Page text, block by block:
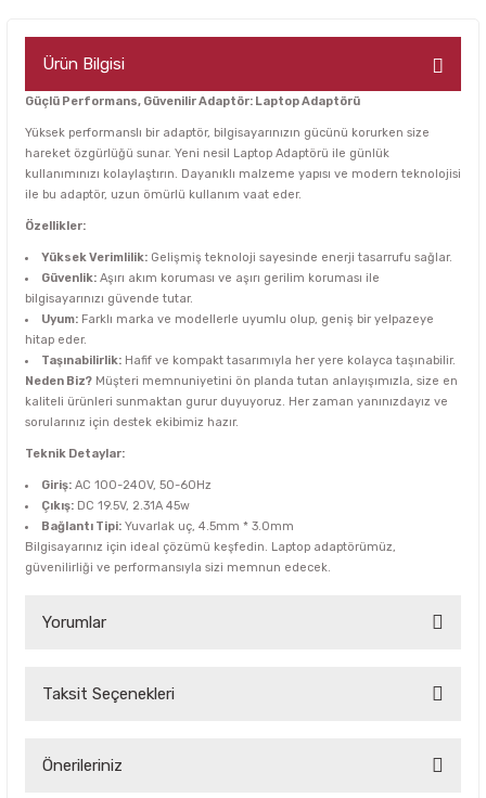
Ürün Bilgisi
Güçlü Performans, Güvenilir Adaptör: Laptop Adaptörü
Yüksek performanslı bir adaptör, bilgisayarınızın gücünü korurken size
hareket özgürlüğü sunar. Yeni nesil Laptop Adaptörü ile günlük
kullanımınızı kolaylaştırın. Dayanıklı malzeme yapısı ve modern teknolojisi
ile bu adaptör, uzun ömürlü kullanım vaat eder.
Özellikler:
Yüksek Verimlilik: Gelişmiş teknoloji sayesinde enerji tasarrufu sağlar.
Güvenlik: Aşırı akım koruması ve aşırı gerilim koruması ile
bilgisayarınızı güvende tutar.
Uyum: Farklı marka ve modellerle uyumlu olup, geniş bir yelpazeye
hitap eder.
Taşınabilirlik: Hafif ve kompakt tasarımıyla her yere kolayca taşınabilir.
Neden Biz? Müşteri memnuniyetini ön planda tutan anlayışımızla, size en
kaliteli ürünleri sunmaktan gurur duyuyoruz. Her zaman yanınızdayız ve
sorularınız için destek ekibimiz hazır.
Teknik Detaylar:
Giriş: AC 100-240V, 50-60Hz
Çıkış: DC 19.5V, 2.31A 45w
Bağlantı Tipi: Yuvarlak uç, 4.5mm * 3.0mm
Bilgisayarınız için ideal çözümü keşfedin. Laptop adaptörümüz,
güvenilirliği ve performansıyla sizi memnun edecek.
Yorumlar
Bu ürüne ilk yorumu siz yapın!
Taksit Seçenekleri
Önerileriniz